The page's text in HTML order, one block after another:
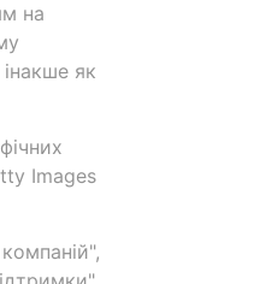
на
як
Images